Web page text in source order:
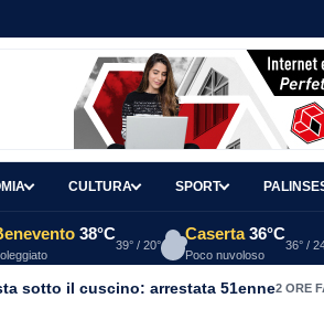
CULTURA SPORT
38°C
39° / 20°
Caserta 36°C
Poco nuvoloso
36° /
sotto il cuscino: arrestata 51enne2 ORE